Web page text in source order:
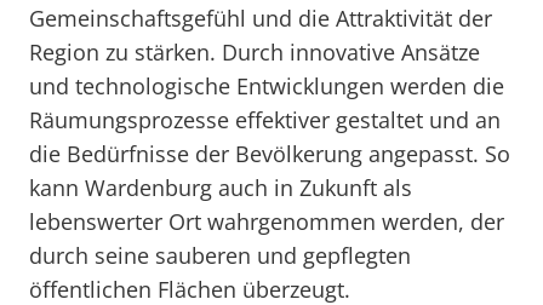
Gemeinschaftsgefühl und die Attraktivität der
Region zu stärken. Durch innovative Ansätze
und technologische Entwicklungen werden die
Räumungsprozesse effektiver gestaltet und an
die Bedürfnisse der Bevölkerung angepasst. So
kann Wardenburg auch in Zukunft als
lebenswerter Ort wahrgenommen werden, der
durch seine sauberen und gepflegten
öffentlichen Flächen überzeugt.